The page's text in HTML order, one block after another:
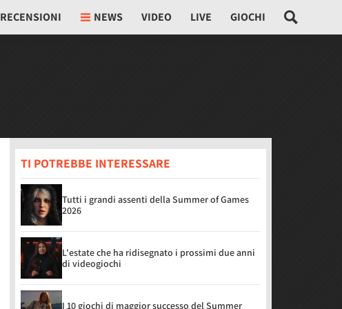
RECENSIONI NEWS VIDEO LIVE GIOCHI
TI POTREBBE INTERESSARE
Tutti i grandi assenti della Summer of Games
2026
L'estate che ha ridisegnato i prossimi due anni
di videogiochi
I 10 giochi di maggior successo del Summer